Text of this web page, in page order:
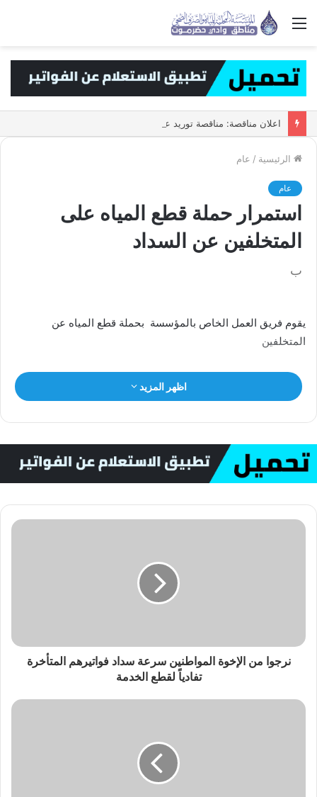
القائمة
اعلان مناقصة: مناقصة توريد عدادات المياه حجم 1/2 ه
الرئيسية / عام
عام
استمرار حملة قطع المياه على
المتخلفين عن السداد
ب
يقوم فريق العمل الخاص بالمؤسسة بحملة قطع المياه عن
المتخلفين
اظهر المزيد
نرجوا من الإخوة المواطنين سرعة سداد فواتيرهم المتأخرة
تفادياً لقطع الخدمة